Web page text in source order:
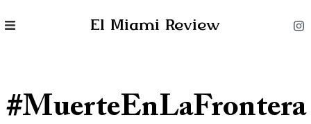
El Miami Review
#MuerteEnLaFrontera